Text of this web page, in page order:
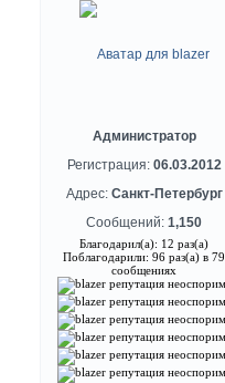
Администратор
Регистрация: 06.03.2012
Адрес: Санкт-Петербург
Сообщений: 1,150
Благодарил(а): 12 раз(а)
Поблагодарили: 96 раз(а) в 79
сообщениях